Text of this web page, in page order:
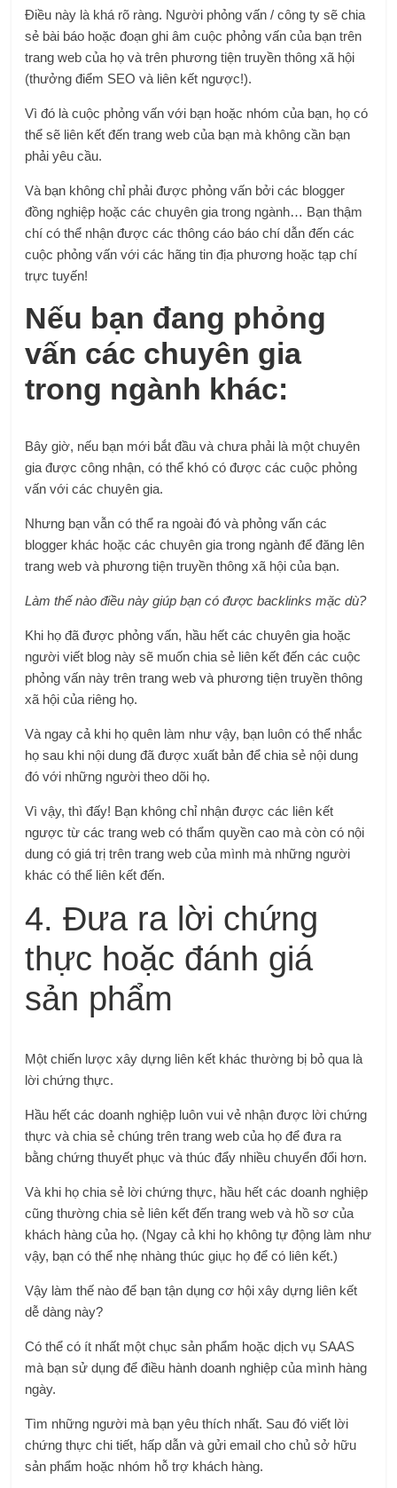
Điều này là khá rõ ràng. Người phỏng vấn / công ty sẽ chia
sẻ bài báo hoặc đoạn ghi âm cuộc phỏng vấn của bạn trên
trang web của họ và trên phương tiện truyền thông xã hội
(thưởng điểm SEO và liên kết ngược!).
Vì đó là cuộc phỏng vấn với bạn hoặc nhóm của bạn, họ có
thể sẽ liên kết đến trang web của bạn mà không cần bạn
phải yêu cầu.
Và bạn không chỉ phảiđược phỏng vấn bởi các blogger
đồng nghiệp hoặc các chuyên gia trong ngành… Bạn thậm
chí có thể nhận được các thông cáo báo chí dẫn đến các
cuộc phỏng vấn với các hãng tin địa phương hoặc tạp chí
trực tuyến!
Nếu bạn đang phỏng
vấn các chuyên gia
trong ngành khác:
Bây giờ, nếu bạn mới bắt đầu và chưa phải là một chuyên
gia được công nhận, có thể khó có được các cuộc phỏng
vấn với các chuyên gia.
Nhưng bạn vẫn có thể ra ngoài đó và phỏng vấn các
blogger khác hoặc các chuyên gia trong ngành để đăng lên
trang web và phương tiện truyền thông xã hội của bạn.
Làm thế nào điều này giúp bạn có được backlinks mặc dù?
Khi họ đã được phỏng vấn, hầu hết các chuyên gia hoặc
người viết blog này sẽ muốn chia sẻ liên kết đến các cuộc
phỏng vấn này trên trang web và phương tiện truyền thông
xã hội của riêng họ.
Và ngay cả khi họ quên làm như vậy, bạn luôn có thể nhắc
họ sau khi nội dung đã được xuất bản để chia sẻ nội dung
đó với những người theo dõi họ.
Vì vậy, thì đấy! Bạn không chỉ nhận được các liên kết
ngược từ các trang web có thẩm quyền cao mà còn có nội
dung có giá trị trên trang web của mình mà những người
khác có thể liên kết đến.
4. Đưa ra lời chứng
thực hoặc đánh giá
sản phẩm
Một chiến lược xây dựng liên kết khác thường bị bỏ qua là
lời chứng thực.
Hầu hết các doanh nghiệp luôn vui vẻ nhận được lời chứng
thực và chia sẻ chúng trên trang web của họ để đưa ra
bằng chứng thuyết phục và thúc đẩy nhiều chuyển đổi hơn.
Và khi họ chia sẻ lời chứng thực, hầu hết các doanh nghiệp
cũng thường chia sẻ liên kết đến trang web và hồ sơ của
khách hàng của họ. (Ngay cả khi họ không tự động làm như
vậy, bạn có thể nhẹ nhàng thúc giục họ để có liên kết.)
Vậy làm thế nào để bạn tận dụng cơ hội xây dựng liên kết
dễ dàng này?
Có thể có ít nhất một chục sản phẩm hoặc dịch vụ SAAS
mà bạn sử dụng để điều hành doanh nghiệp của mình hàng
ngày.
Tìm những người mà bạn yêu thích nhất. Sau đó viết lời
chứng thực chi tiết, hấp dẫn và gửi email cho chủ sở hữu
sản phẩm hoặc nhóm hỗ trợ khách hàng.